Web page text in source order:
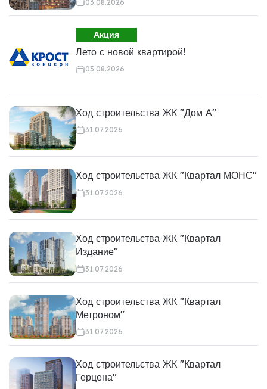
03.08.2026
Акция
Лето с новой квартирой!
03.08.2026
Ход строительства ЖК "Дом А"
31.07.2026
Ход строительства ЖК "Квартал МОНС"
31.07.2026
Ход строительства ЖК "Квартал
Издание"
31.07.2026
Ход строительства ЖК "Квартал
Метроном"
31.07.2026
Ход строительства ЖК "Квартал
Герцена"